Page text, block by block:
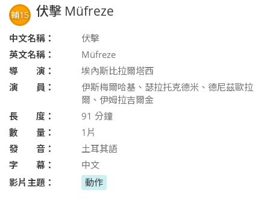
輔15 伏擊 Müfreze
中文名稱：
伏擊
英文名稱：
Müfreze
導 演：
埃內斯比拉爾塔西
演 員：
伊斯梅爾哈基、瑟拉托克德米、德尼茲歐拉
爾、伊姆拉吉爾金
長 度：
91 分鐘
數 量：
1片
發 音：
土耳其語
字 幕：
中文
影片主題：
動作